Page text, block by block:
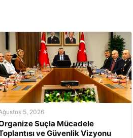
5, 2026
Suçla Mücadele
ve Güvenlik Vizyonu